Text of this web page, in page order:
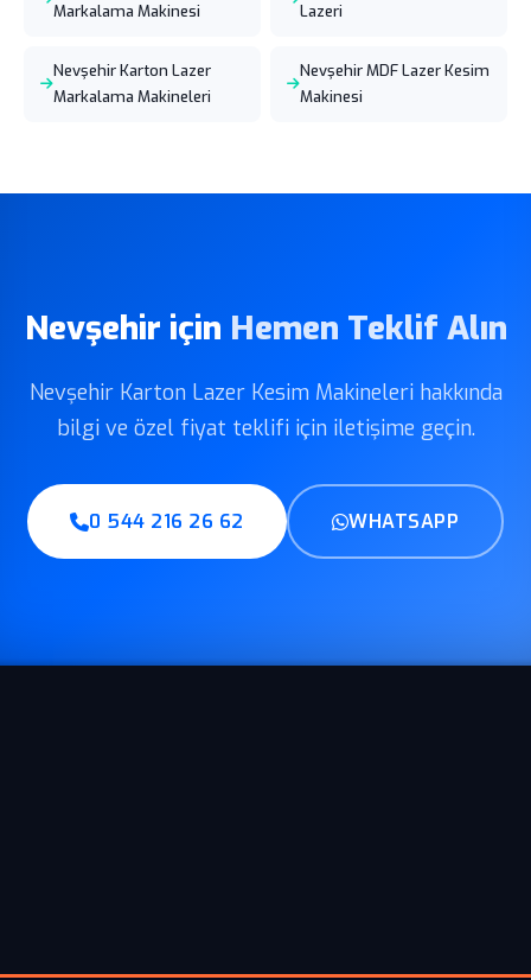
Markalama Makinesi
Lazeri
Nevşehir Karton Lazer
Markalama Makineleri
Nevşehir MDF Lazer Kesim
Makinesi
Nevşehir için Hemen Teklif Alın
Nevşehir Karton Lazer Kesim Makineleri hakkında
bilgi ve özel fiyat teklifi için iletişime geçin.
0 544 216 26 62 WHATSAPP